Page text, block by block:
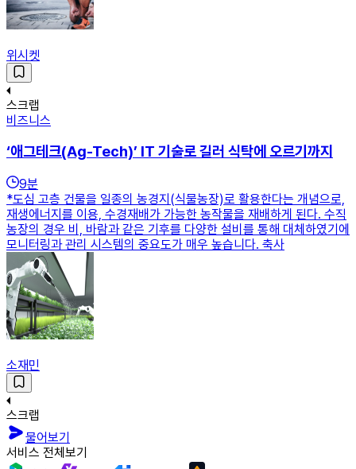
위시켓
스크랩
비즈니스
‘애그테크(Ag-Tech)’ IT 기술로 길러 식탁에 오르기까지
9분
*도심 고층 건물을 일종의 농경지(식물농장)로 활용한다는 개념으로,
재생에너지를 이용, 수경재배가 가능한 농작물을 재배하게 된다. 수직
농장의 경우 비, 바람과 같은 기후를 다양한 설비를 통해 대체하였기에
모니터링과 관리 시스템의 중요도가 매우 높습니다. 축사
소재민
스크랩
물어보기
서비스 전체보기